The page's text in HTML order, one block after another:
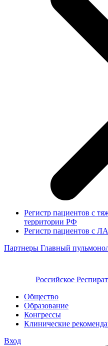
Регистр пациентов с
территории РФ
Регистр пациентов с
Партнеры Главный
Российское
Общество
Образование
Конгрессы
Клинические
Вход